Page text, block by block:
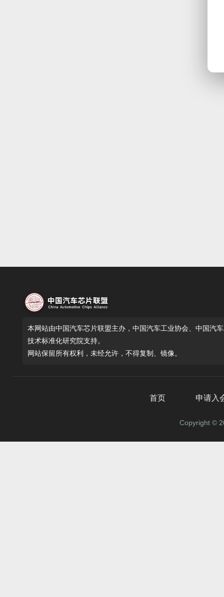
本网站由中国汽车芯片联盟主办，中国汽车工业协会、中国汽
技术标准化研究院支持。
网站保留所有权利，未经允许，不得复制、镜像。
首页 申请入
Copyright ©